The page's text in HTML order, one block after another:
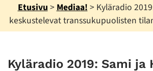
Etusivu > Mediaa! > Kyläradio
keskustelevat transsukupuolisten
Kyläradio 2019: Sami ja